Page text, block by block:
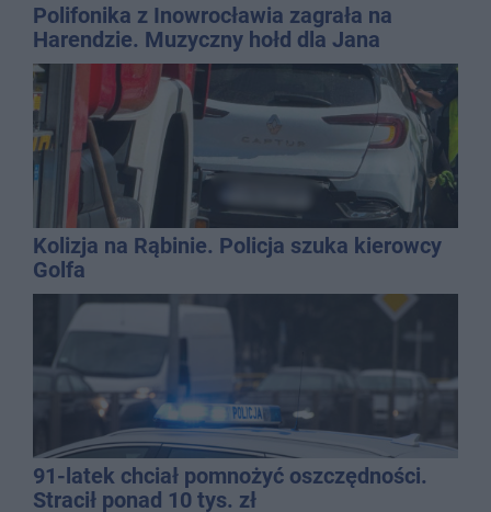
Polifonika z Inowrocławia zagrała na
Harendzie. Muzyczny hołd dla Jana
Kasprowicza
Kolizja na Rąbinie. Policja szuka kierowcy
Golfa
91-latek chciał pomnożyć oszczędności.
Stracił ponad 10 tys. zł